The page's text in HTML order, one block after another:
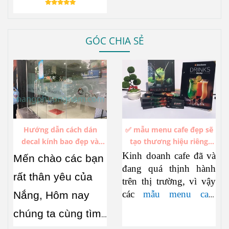
GÓC CHIA SẺ
Hướng dẫn cách dán
decal kính bao đẹp và
không bị bóng khí
Mến chào các bạn
rất thân yêu của
Nắng, Hôm nay
chúng ta cùng tìm
✅ mẫu menu cafe đẹp sẽ
tạo thương hiệu riêng
trong hàng ngàn thương
hiệu cafe đang thịnh hành
Kinh doanh cafe đã và
đang quá thịnh hành
trên thị trường, vì vậy
các mẫu menu cafe